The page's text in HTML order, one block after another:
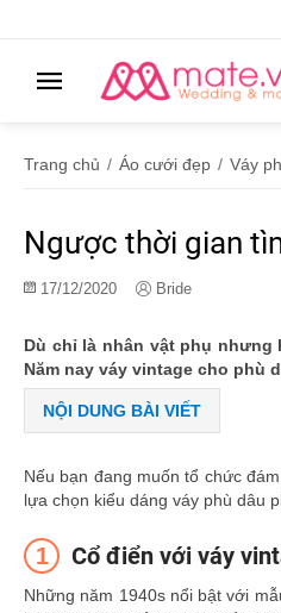
Trang chủ / Áo cưới đẹp / Váy
Ngược thời gian
17/12/2020 Bride
Dù chỉ là nhân vật phụ
Năm nay váy vintage cho phù
NỘI DUNG BÀI VIẾT
Nếu bạn đang muốn tổ chức
lựa chọn kiểu dáng váy phù dâu
Cổ điển với váy
Những năm 1940s nổi bật với